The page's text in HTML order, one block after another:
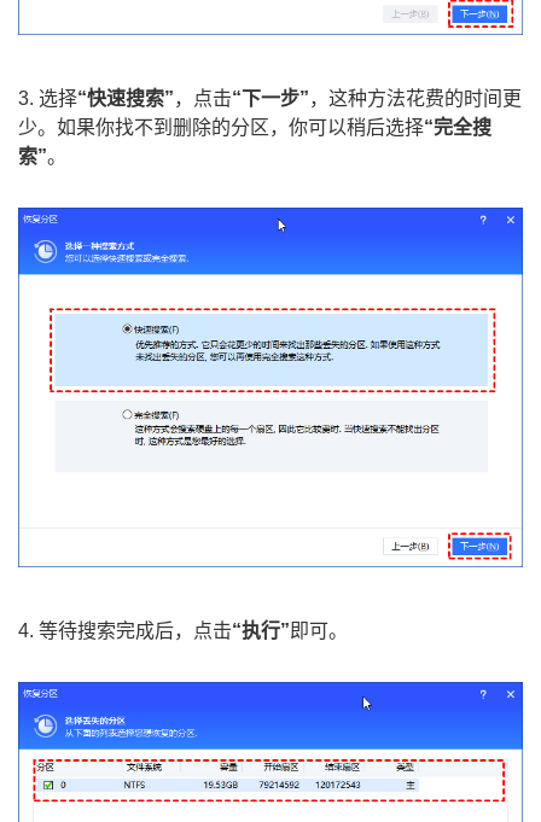
3. 选择“快速搜索”，点击“下一步”，这种方法花费的时间更
少。如果你找不到删除的分区，你可以稍后选择“完全搜
索”。
4. 等待搜索完成后，点击“执行” 即可。